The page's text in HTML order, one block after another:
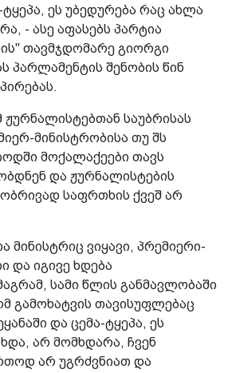
ტყეპა, ეს უბედურება რაც ახლა
- ასე აფასებს პარტია
თავმჯდომარე გიორგი
პარლამენტის შენობის წინ
საუბრისას
მინისტრობისა თუ შს
მოქალაქეები თავს
და ჟურნალისტების
საფრთხის ქვეშ არ
მინისტრიც ვიყავი, პრემიერი-
და იგივე ხდება
სამი წლის განმავლობაში
გამოხატვის თავისუფლებაც
და ცემა-ტყეპა, ეს
არ მომხდარა, ჩვენ
არ უგრძვნიათ და